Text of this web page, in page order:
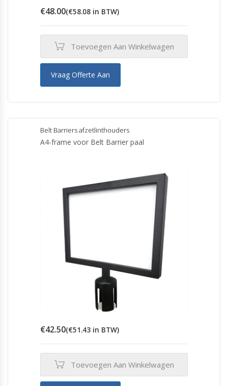
€48.00(€58.08 in BTW)
Toevoegen Aan Winkelwagen
Vraag Offerte Aan
Belt Barriers afzetlinthouders
A4-frame voor Belt Barrier paal
€42.50(€51.43 in BTW)
Toevoegen Aan Winkelwagen